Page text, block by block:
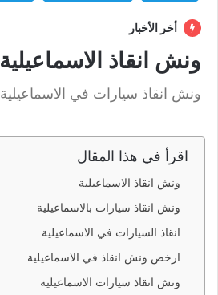
أخر الأخبار
ونش انقاذ الاسماعيلية
ونش انقاذ سيارات في الاسماعيلية
اقرأ في هذا المقال
ونش انقاذ الاسماعيلية
ونش انقاذ سيارات بالاسماعيلية
انقاذ السيارات في الاسماعيلية
ارخص ونش انقاذ في الاسماعيلية
ونش انقاذ سيارات الاسماعيلية